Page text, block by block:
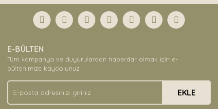
Yorum Yaz
formunu kullanarak tarafımıza iletebilirsiniz.
Görüş ve önerileriniz için teşekkür ederiz.
Ürün açıklamasında eksik bilgiler bulunuyor.
Ürün bilgilerinde hatalar bulunuyor.
Ürün fiyatı diğer sitelerden daha pahalı.
Bu ürüne benzer farklı alternatifler olmalı.
E-BÜLTEN
Tüm kampanya ve duyurulardan haberdar olmak için e-
bültenimize kaydolunuz.
EKLE